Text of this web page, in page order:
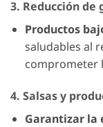
3. Reducción de
Productos
saludables al
comprometer
4. Salsas y
Garantizar la